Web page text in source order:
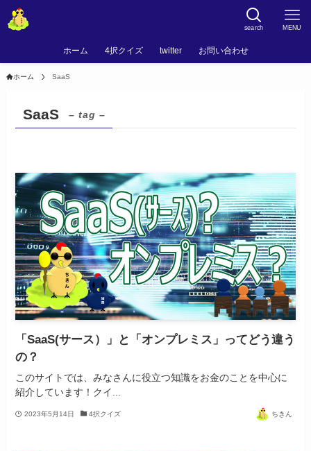
search MENU
ホーム 4択クイズ twitter お問い合わせ
ホーム SaaS
SaaS – tag –
「SaaS(サース）」と「オンプレミス」ってどう違う
の？
このサイトでは、みなさんに役立つ知識をお金のことを中心に
紹介しています！クイ...
2023年5月14日 4択クイズ ちきん